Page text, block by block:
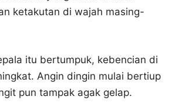
ketakutan di wajah masing-
itu bertumpuk, kebencian di
Angin dingin mulai bertiup
pun tampak agak gelap.